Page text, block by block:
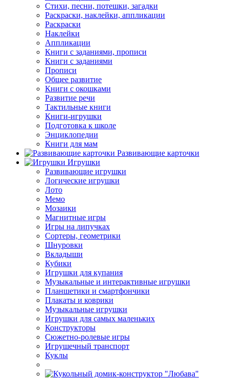
Стихи, песни, потешки, загадки
Раскраски, наклейки, аппликации
Раскраски
Наклейки
Аппликации
Книги с заданиями, прописи
Книги с заданиями
Прописи
Общее развитие
Книги с окошками
Развитие речи
Тактильные книги
Книги-игрушки
Подготовка к школе
Энциклопедии
Книги для мам
Развивающие карточки
Игрушки
Развивающие игрушки
Логические игрушки
Лото
Мемо
Мозаики
Магнитные игры
Игры на липучках
Сортеры, геометрики
Шнуровки
Вкладыши
Кубики
Игрушки для купания
Музыкальные и интерактивные игрушки
Планшетики и смартфончики
Плакаты и коврики
Музыкальные игрушки
Игрушки для самых маленьких
Конструкторы
Сюжетно-ролевые игры
Игрушечный транспорт
Куклы